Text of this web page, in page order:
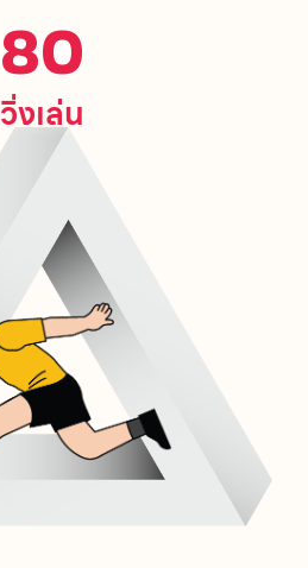
วิ่งเล่น
80